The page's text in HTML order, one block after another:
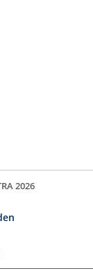
2026